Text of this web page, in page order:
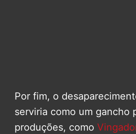
Por fim, o
serviria como um gancho
produções, como